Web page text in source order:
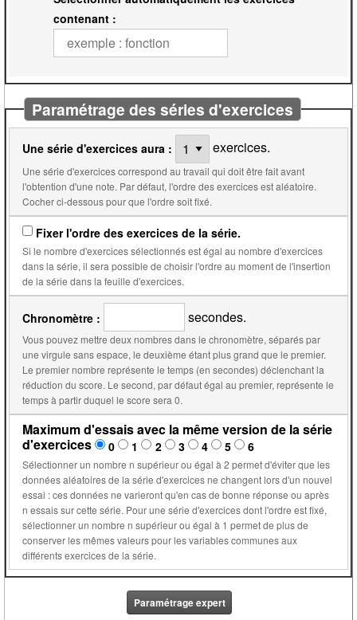
contenant :
Paramétrage des séries d'exercices
Une série d'exercices aura : exercices.
Une série d'exercices correspond au travail qui doit être fait avant
l'obtention d'une note. Par défaut, l'ordre des exercices est aléatoire.
Cocher ci-dessous pour que l'ordre soit fixé.
Fixer l'ordre des exercices de la série.
Si le nombre d'exercices sélectionnés est égal au nombre d'exercices
dans la série, il sera possible de choisir l'ordre au moment de l'insertion
de la série dans la feuille d'exercices.
Chronomètre : secondes.
Vous pouvez mettre deux nombres dans le chronomètre, séparés par
une virgule sans espace, le deuxième étant plus grand que le premier.
Le premier nombre représente le temps (en secondes) déclenchant la
réduction du score. Le second, par défaut égal au premier, représente le
temps à partir duquel le score sera 0.
Maximum d'essais avec la même version de la série
d'exercices
0 1 2 3 4 5 6
Sélectionner un nombre n supérieur ou égal à 2 permet d'éviter que les
données aléatoires de la série d'exercices ne changent lors d'un nouvel
essai : ces données ne varieront qu'en cas de bonne réponse ou après
n essais sur cette série. Pour une série d'exercices dont l'ordre est fixé,
sélectionner un nombre n supérieur ou égal à 1 permet de plus de
conserver les mêmes valeurs pour les variables communes aux
différents exercices de la série.
Paramétrage expert